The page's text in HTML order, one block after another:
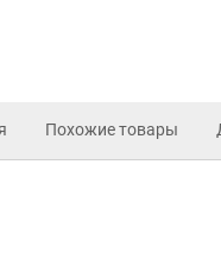
Похожие товары